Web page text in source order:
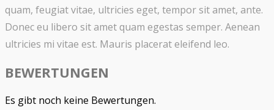
quam, feugiat vitae, ultricies eget, tempor sit amet, ante.
Donec eu libero sit amet quam egestas semper. Aenean
ultricies mi vitae est. Mauris placerat eleifend leo.
BEWERTUNGEN
Es gibt noch keine Bewertungen.